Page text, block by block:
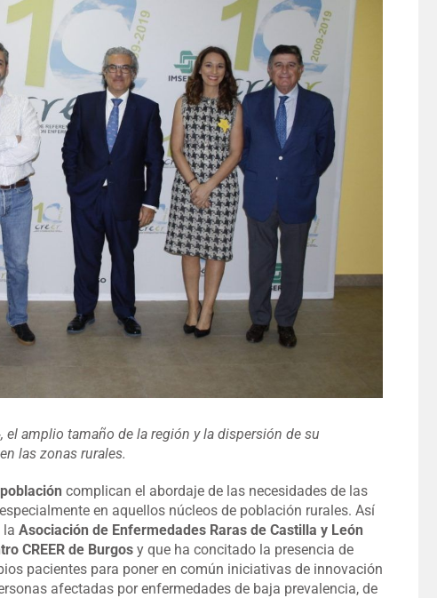
amplio tamaño de la región y la dispersión de su
las zonas rurales.
complican el abordaje de las necesidades de las
en aquellos núcleos de población rurales. Así
la Asociación de Enfermedades Raras de Castilla y León
CREER de Burgos y que ha concitado la presencia de
pacientes para poner en común iniciativas de innovación
afectadas por enfermedades de baja prevalencia, de